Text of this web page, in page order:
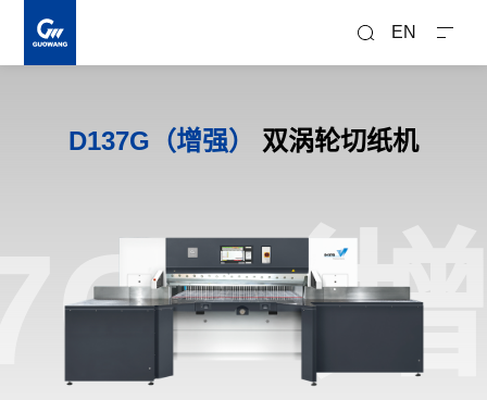
EN
D137G（增强） 双涡轮切纸机
（